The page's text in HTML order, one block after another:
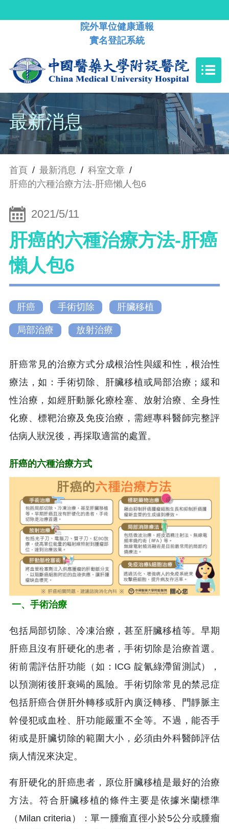
院外單位健康通報
實名登記系統
最新消息
首頁 / 最新消息 / 科室文章 /
肝癌的六種治療方法-肝癌懶人包6
2021/5/11
肝癌的六種治療方法-肝癌
懶人包6
肝癌 手術切除 肝臟移植
局部治療 放射治療
肝癌常見的治療方式分成根治性與緩和性，根治性
療法，如：手術切除、肝臟移植或局部治療；緩和
性治療，如經肝動脈化療栓塞、放射治療、全身性
化療、標靶治療及免疫治療，需經專科醫師完整評
估病人狀況後，再採取適當的處置。
肝癌的六種治療方式
一、手術治療
包括局部切除、冷凍治療，甚至肝臟移植等。早期
肝癌且沒有肝硬化的患者，手術切除是治療首選。
術前需評估肝功能（如：ICG 靛氰綠滯留測試），
以預測術後肝衰竭的風險。手術切除常見的禁忌症
包括肝癌合併肝外轉移或肝內廣泛轉移、門靜脈主
幹侵犯或血栓、肝功能嚴重不全等。不過，能否手
術或是肝臟切除的範圍大小，必須由外科醫師評估
病人情況來決定。
有肝硬化的肝癌患者，原位肝臟移植是最好的治療
方法。符合肝臟移植的條件主要是依據米蘭標準
（Milan criteria）：單一腫瘤直徑小於5公分或腫瘤